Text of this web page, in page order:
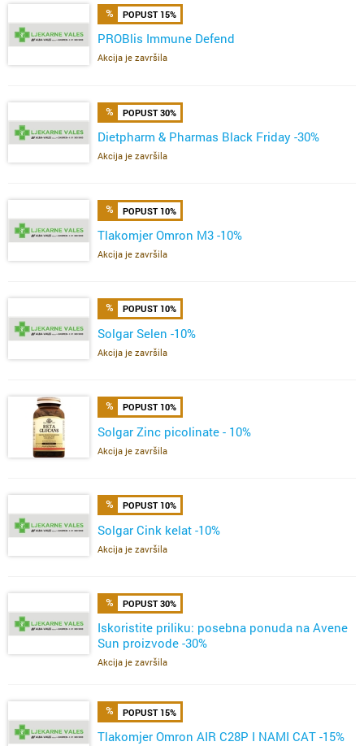
POPUST 15%
PROBlis Immune Defend
Akcija je završila
POPUST 30%
Dietpharm & Pharmas Black Friday -30%
Akcija je završila
POPUST 10%
Tlakomjer Omron M3 -10%
Akcija je završila
POPUST 10%
Solgar Selen -10%
Akcija je završila
POPUST 10%
Solgar Zinc picolinate - 10%
Akcija je završila
POPUST 10%
Solgar Cink kelat -10%
Akcija je završila
POPUST 30%
Iskoristite priliku: posebna ponuda na Avene
Sun proizvode -30%
Akcija je završila
POPUST 15%
Tlakomjer Omron AIR C28P I NAMI CAT -15%